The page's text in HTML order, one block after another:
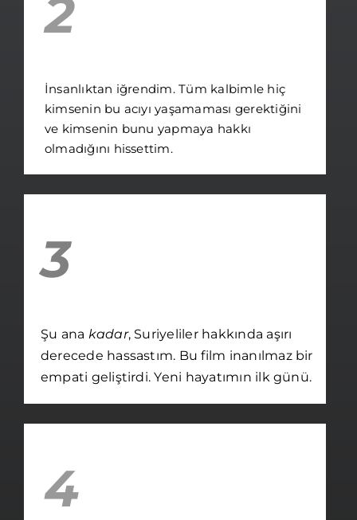
2
İnsanlıktan iğrendim. Tüm kalbimle hiç
kimsenin bu acıyı yaşamaması gerektiğini
ve kimsenin bunu yapmaya hakkı
olmadığını hissettim.
3
Şu ana kadar, Suriyeliler hakkında aşırı
derecede hassastım. Bu film inanılmaz bir
empati geliştirdi. Yeni hayatımın ilk günü.
4